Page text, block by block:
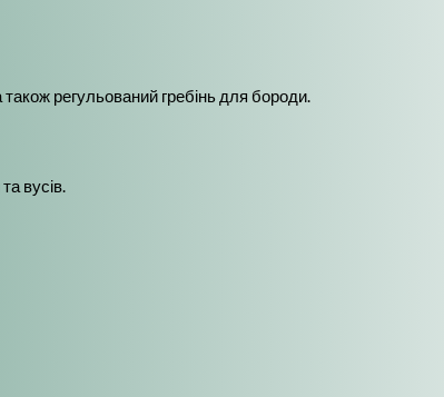
регульований гребінь для бороди.
вусів.